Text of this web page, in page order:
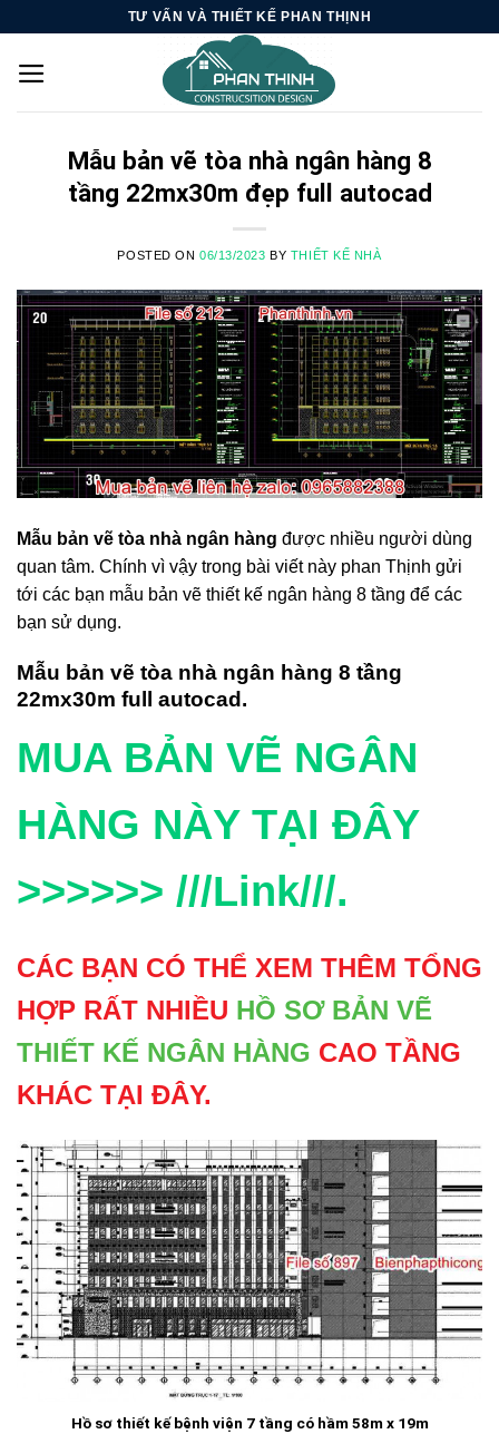
content
TƯ VẤN VÀ THIẾT KẾ PHAN THỊNH
Mẫu bản vẽ tòa nhà ngân hàng 8
tầng 22mx30m đẹp full autocad
POSTED ON 06/13/2023 BY THIẾT KẾ NHÀ
Mẫu bản vẽ tòa nhà ngân hàng được nhiều người dùng
quan tâm. Chính vì vậy trong bài viết này phan Thịnh gửi
tới các bạn mẫu bản vẽ thiết kế ngân hàng 8 tầng để các
bạn sử dụng.
Mẫu bản vẽ tòa nhà ngân hàng 8 tầng
22mx30m full autocad.
MUA BẢN VẼ NGÂN
HÀNG NÀY TẠI ĐÂY
>>>>>> ///Link///.
CÁC BẠN CÓ THỂ XEM THÊM TỔNG
HỢP RẤT NHIỀU HỒ SƠ BẢN VẼ
THIẾT KẾ NGÂN HÀNG CAO TẦNG
KHÁC TẠI ĐÂY.
Hồ sơ thiết kế bệnh viện 7 tầng có hầm 58m x 19m